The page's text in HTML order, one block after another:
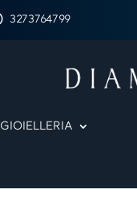
3273764799
GIOIELLERIA